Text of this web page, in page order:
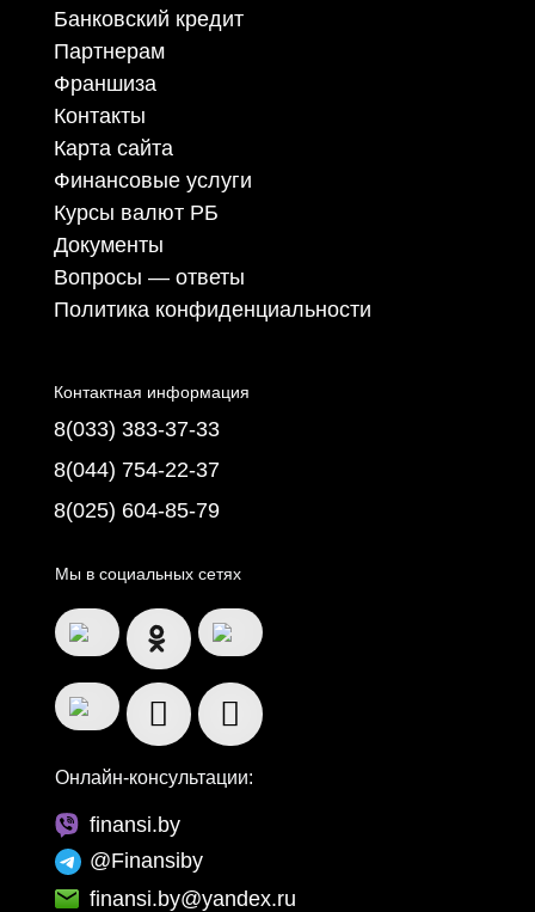
Банковский кредит
Партнерам
Франшиза
Контакты
Карта сайта
Финансовые услуги
Курсы валют РБ
Документы
Вопросы — ответы
Политика конфиденциальности
Контактная информация
8(033) 383-37-33
8(044) 754-22-37
8(025) 604-85-79
Мы в социальных сетях
Онлайн-консультации:
finansi.by
@Finansiby
finansi.by@yandex.ru